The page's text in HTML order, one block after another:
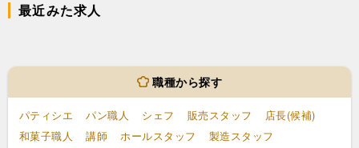
最近みた求人
職種から探す
パティシエ パン職人 シェフ 販売スタッフ
店長(候補)
和菓子職人
講師 ホールスタッフ
製造スタッフ